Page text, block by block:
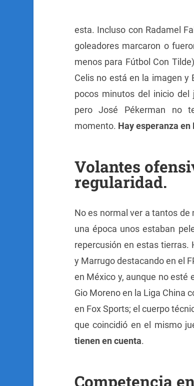
esta. Incluso con Radamel
goleadores marcaron o
menos para Fútbol Con
Celis no está en la imagen y
pocos minutos del inicio
pero José Pékerman no
momento. Hay esperanza
Volantes
regularidad.
No es normal ver a tantos de
una época unos estaban
repercusión en estas tierras.
y Marrugo destacando en el
en México y, aunque no esté
Gio Moreno en la Liga China
en Fox Sports; el cuerpo
que coincidió en el mismo
tienen en cuenta.
Competencia